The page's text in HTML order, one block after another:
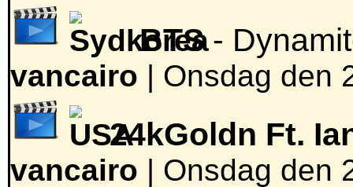
BTS-
vancairo | Onsdag den
24kGoldn Ft.
vancairo | Onsdag den